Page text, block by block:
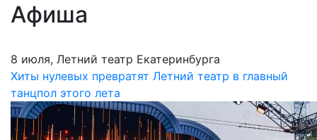
Афиша
8 июля, Летний театр Екатеринбурга
Хиты нулевых превратят Летний театр в главный
танцпол этого лета